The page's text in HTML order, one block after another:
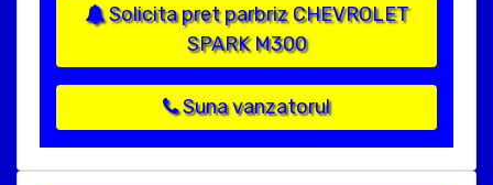
Solicita pret parbriz CHEVROLET
SPARK M300
Suna vanzatorul